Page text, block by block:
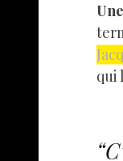
qui